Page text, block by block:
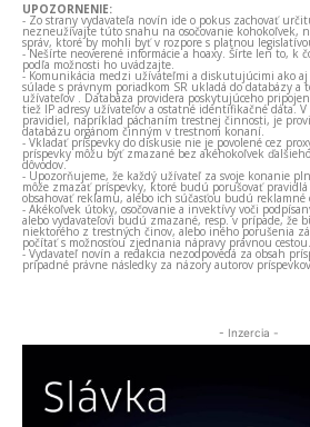
UPOZORNENIE:
- Zo strany vydavateľa novín ide o pokus zachovať
nezneužívajte túto snahu na osočovanie kohokoľvek,
správ, ktoré by mohli byť v rozpore s platnou
- Nešírte neoverené informácie a hoaxy. Šírte len to, k
podľa možnosti ho uvádzajte.
- Komunikácia medzi užívateľmi a diskutujúcimi ako aj
súlade s právnym poriadkom SR ukladá do databázy a
užívateľov . Databáza providera poskytujúceho
tiež IP adresy užívateľov a ostatné identifikačné dáta.
pravidiel, napríklad páchaním trestnej činnosti, je
databázu orgánom činným v trestnom konaní.
- Vkladať príspevky do diskusie nie je povolené cez
príspevky môžu byť zmazané bez akéhokoľvek
dôvodov.
- Upozorňujeme, že každý užívateľ za svoje konanie
môže zmazať príspevky, ktoré budú porušovať
obsahovať reklamu, alebo ich súčasťou budú reklamné
- Akékoľvek útoky, osočovanie a invektívy voči
alebo vydavateľovi budú zmazané, resp. v prípade, že
niektorého z trestných činov, alebo iného porušenia
počítať s možnosťou zjednania nápravy právnou cestou.
- Vydavateľ novín a redakcia nezodpovedá za obsah
prípadné právne následky za názory autorov
- Inzercia -